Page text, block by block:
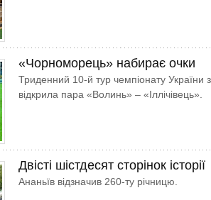
«Чорноморець» набирає очки
Триденний 10-й тур чемпіонату України
відкрила пара «Волинь» – «Іллічівець».
Двісті шістдесят сторінок історії
Ананьїв відзначив 260-ту річницю.